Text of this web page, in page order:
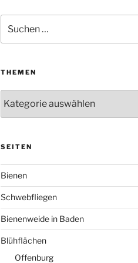
nach:
THEMEN
SEITEN
Bienen
Schwebfliegen
Bienenweide in Baden
Blühflächen
Offenburg